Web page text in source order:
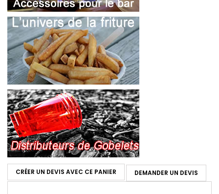
CRÉER UN DEVIS AVEC CE PANIER DEMANDER UN DEVIS